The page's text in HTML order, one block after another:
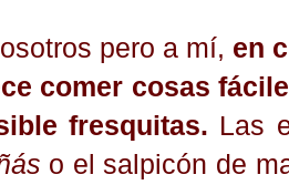
pero a mí, en
comer cosas
fresquitas. Las
o el salpicón de